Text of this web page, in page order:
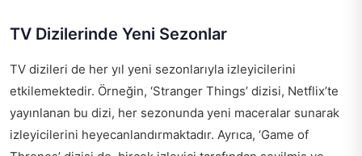
TV Dizilerinde Yeni Sezonlar
TV dizileri de her yıl yeni sezonlarıyla izleyicilerini
etkilemektedir. Örneğin, ‘Stranger Things’ dizisi, Netflix’te
yayınlanan bu dizi, her sezonunda yeni maceralar sunarak
izleyicilerini heyecanlandırmaktadır. Ayrıca, ‘Game of